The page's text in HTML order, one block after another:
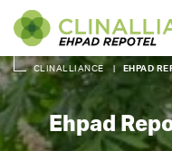
CLINALLIANCE EHPAD
Ehpad